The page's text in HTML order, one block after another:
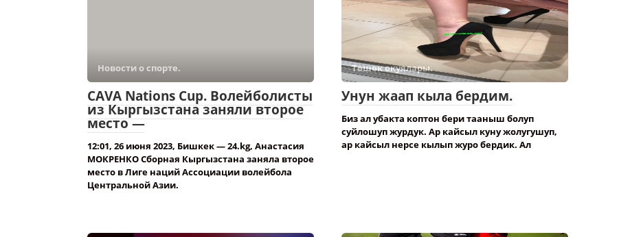
Новости о спорте.
CAVA Nations Cup. Волейболисты
из Кыргызстана заняли второе
место —
12:01, 26 июня 2023, Бишкек — 24.kg, Анастасия
МОКРЕНКО Сборная Кыргызстана заняла второе
место в Лиге наций Ассоциации волейбола
Центральной Азии.
Төшөк окуялары.
Унун жаап кыла бердим.
Биз ал убакта коптон бери тааныш болуп
суйлошуп журдук. Ар кайсыл куну жолугушуп,
ар кайсыл нерсе кылып журо бердик. Ал